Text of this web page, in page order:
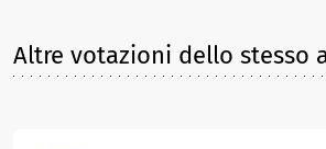
Altre votazioni dello stesso